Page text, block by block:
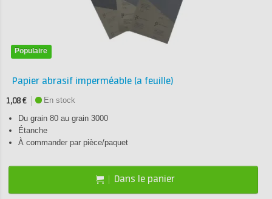
Populaire
Papier abrasif imperméable (a feuille)
1,08 €
En stock
Du grain 80 au grain 3000
Étanche
À commander par pièce/paquet
Dans le panier